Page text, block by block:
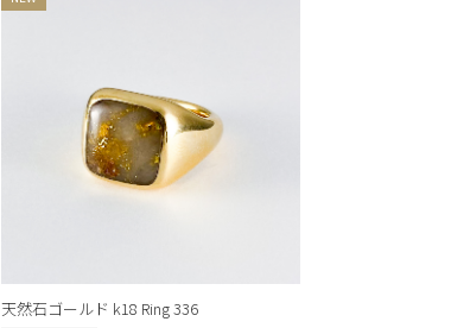
天然石ゴールド k18 Ring 336